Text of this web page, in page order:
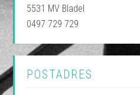
5531 MV Bladel
0497 729 729
POSTADRES